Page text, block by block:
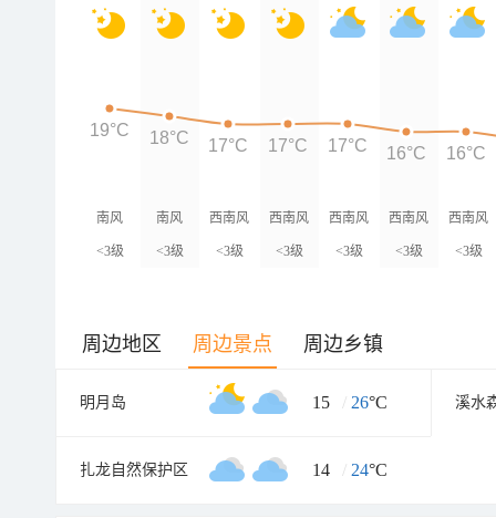
南风
<3级
南风
<3级
西南风
<3级
西南风
<3级
西南风
<3级
西南风
<3级
西南风
<3级
19°C 18°C 17°C 17°C 17°C 16°C 16°C
周边地区 周边景点 周边乡镇
明月岛 15 / 26°C 溪水
扎龙自然保护区 14 / 24°C